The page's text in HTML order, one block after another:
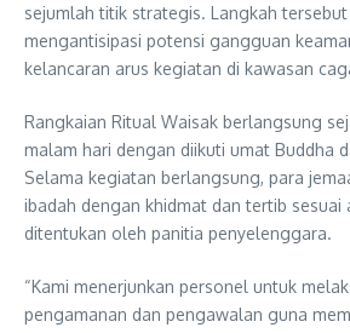
sejumlah titik strategis. Langkah
mengantisipasi potensi gangguan
kelancaran arus kegiatan di kawasan
Rangkaian Ritual Waisak berlangsung
malam hari dengan diikuti umat Buddha
Selama kegiatan berlangsung, para
ibadah dengan khidmat dan tertib sesuai
ditentukan oleh panitia penyelenggara.
“Kami menerjunkan personel untuk
pengamanan dan pengawalan guna